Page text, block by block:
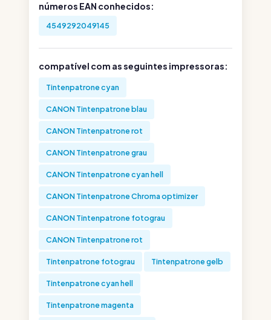
números EAN conhecidos:
4549292049145
compatível com as seguintes impressoras:
Tintenpatrone cyan
CANON Tintenpatrone blau
CANON Tintenpatrone rot
CANON Tintenpatrone grau
CANON Tintenpatrone cyan hell
CANON Tintenpatrone Chroma optimizer
CANON Tintenpatrone fotograu
CANON Tintenpatrone rot
Tintenpatrone fotograu Tintenpatrone gelb
Tintenpatrone cyan hell
Tintenpatrone magenta